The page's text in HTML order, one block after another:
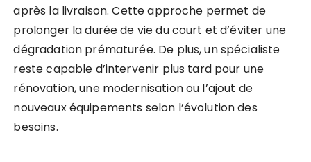
après la livraison. Cette approche permet de
prolonger la durée de vie du court et d’éviter une
dégradation prématurée. De plus, un spécialiste
reste capable d’intervenir plus tard pour une
rénovation, une modernisation ou l’ajout de
nouveaux équipements selon l’évolution des
besoins.